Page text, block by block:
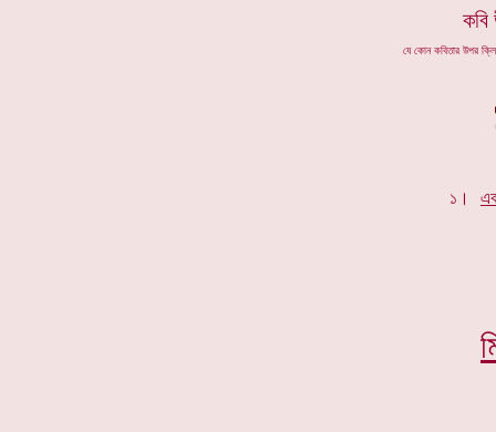
কবি
যে কোন কবিতার উপর
১।